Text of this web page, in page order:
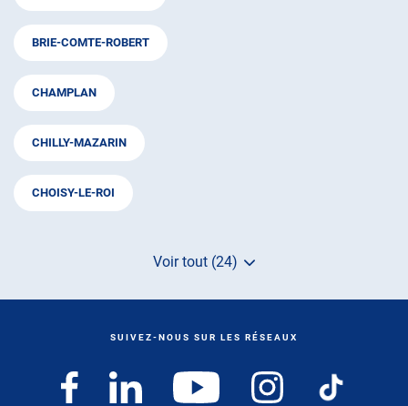
BRIE-COMTE-ROBERT
CHAMPLAN
CHILLY-MAZARIN
CHOISY-LE-ROI
Voir tout (24)
de
de
de
SUIVEZ-NOUS SUR LES RÉSEAUX